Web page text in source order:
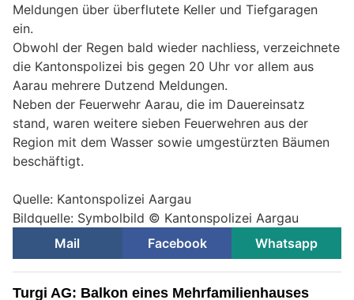
Meldungen über überflutete Keller und Tiefgaragen
ein.
Obwohl der Regen bald wieder nachliess, verzeichnete
die Kantonspolizei bis gegen 20 Uhr vor allem aus
Aarau mehrere Dutzend Meldungen.
Neben der Feuerwehr Aarau, die im Dauereinsatz
stand, waren weitere sieben Feuerwehren aus der
Region mit dem Wasser sowie umgestürzten Bäumen
beschäftigt.
Quelle: Kantonspolizei Aargau
Bildquelle: Symbolbild © Kantonspolizei Aargau
Mail
Facebook Whatsapp
Turgi AG: Balkon eines Mehrfamilienhauses